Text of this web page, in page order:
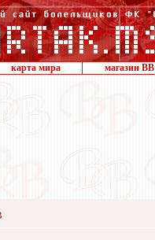
карта мира магазин ВВ